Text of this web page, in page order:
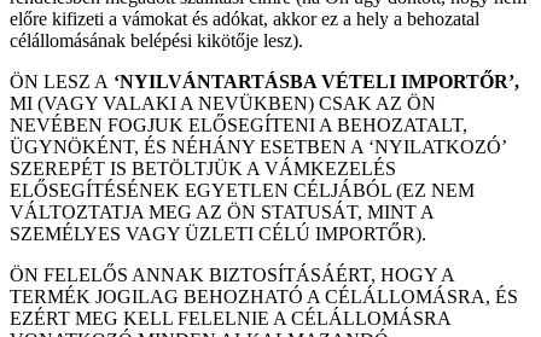
előre kifizeti a vámokat és adókat, akkor ez a hely a behozatal
célállomásának belépési kikötője lesz).
ÖN LESZ A ‘NYILVÁNTARTÁSBA VÉTELI IMPORTŐR’,
MI (VAGY VALAKI A NEVÜKBEN) CSAK AZ ÖN
NEVÉBEN FOGJUK ELŐSEGÍTENI A BEHOZATALT,
ÜGYNÖKÉNT, ÉS NÉHÁNY ESETBEN A ‘NYILATKOZÓ’
SZEREPÉT IS BETÖLTJÜK A VÁMKEZELÉS
ELŐSEGÍTÉSÉNEK EGYETLEN CÉLJÁBÓL (EZ NEM
VÁLTOZTATJA MEG AZ ÖN STATUSÁT, MINT A
SZEMÉLYES VAGY ÜZLETI CÉLÚ IMPORTŐR).
ÖN FELELŐS ANNAK BIZTOSÍTÁSÁÉRT, HOGY A
TERMÉK JOGILAG BEHOZHATÓ A CÉLÁLLOMÁSRA, ÉS
EZÉRT MEG KELL FELELNIE A CÉLÁLLOMÁSRA